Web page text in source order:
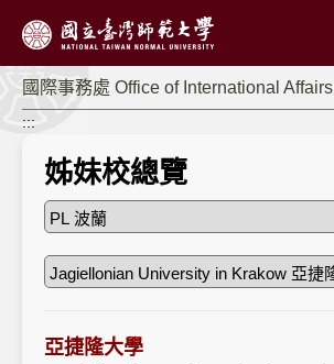
國際事務處 Office of International Affairs
:::
姊妹校總覽
亞捷隆大學